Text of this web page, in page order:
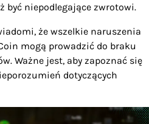
być niepodlegające zwrotowi.
że wszelkie naruszenia
mogą prowadzić do braku
Ważne jest, aby zapoznać się
dotyczących